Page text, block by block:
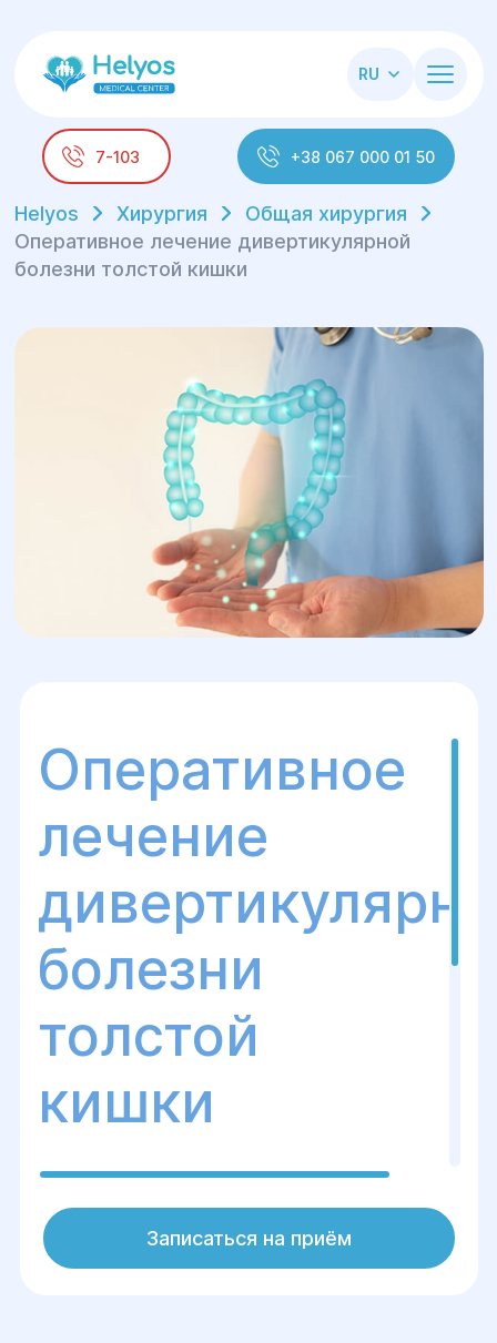
RU
7-103 +38 067 000 01 50
Helyos Хирургия
Общая хирургия
Оперативное лечение дивертикулярной
болезни толстой кишки
Оперативное
лечение
болезни
толстой
кишки
Дивертикулез – патология,
характеризующаяся образованием
Записаться на приём